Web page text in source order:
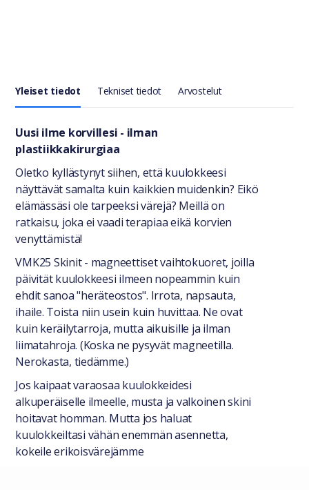
Yleiset tiedot Tekniset tiedot Arvostelut
Yleiset tiedot
Uusi ilme korvillesi - ilman
plastiikkakirurgiaa
Oletko kyllästynyt siihen, että kuulokkeesi
näyttävät samalta kuin kaikkien muidenkin? Eikö
elämässäsi ole tarpeeksi värejä? Meillä on
ratkaisu, joka ei vaadi terapiaa eikä korvien
venyttämistä!
VMK25 Skinit - magneettiset vaihtokuoret, joilla
päivität kuulokkeesi ilmeen nopeammin kuin
ehdit sanoa "heräteostos". Irrota, napsauta,
ihaile. Toista niin usein kuin huvittaa. Ne ovat
kuin keräilytarroja, mutta aikuisille ja ilman
liimatahroja. (Koska ne pysyvät magneetilla.
Nerokasta, tiedämme.)
Jos kaipaat varaosaa kuulokkeidesi
alkuperäiselle ilmeelle, musta ja valkoinen skini
hoitavat homman. Mutta jos haluat
kuulokkeiltasi vähän enemmän asennetta,
kokeile erikoisvärejämme